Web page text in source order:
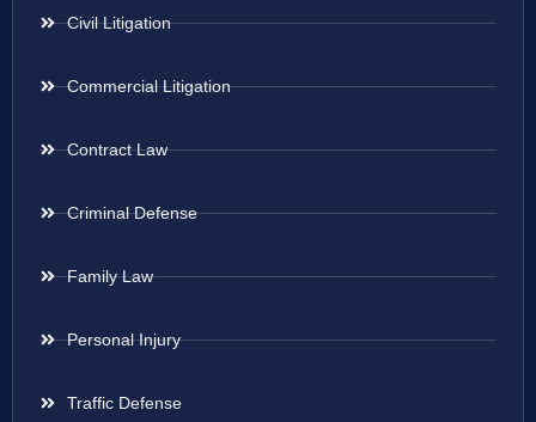
Civil Litigation
Commercial Litigation
Contract Law
Criminal Defense
Family Law
Personal Injury
Traffic Defense